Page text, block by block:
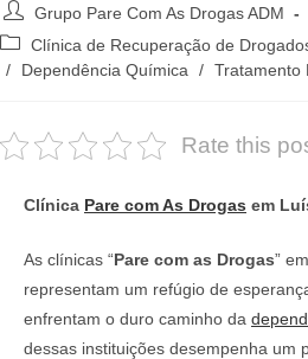
Autor
do
post:
Grupo Pare Com As Drogas ADM
Categoria
do
Clínica de Recuperação de
/
Dependência Química / Tratamento
Rate this
Clínica Pare com As Drogas em
As clínicas “Pare com as Drogas”
representam um refúgio de
enfrentam o duro caminho da
dessas instituições desempenha um